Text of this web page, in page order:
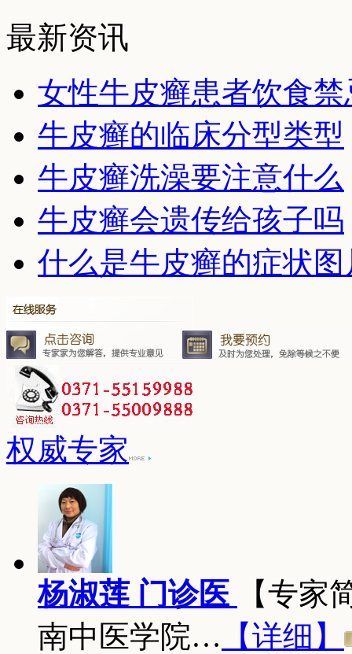
最新资讯
女性牛皮癣患者饮食禁
牛皮癣的临床分型类型
牛皮癣洗澡要注意什么
牛皮癣会遗传给孩子吗
什么是牛皮癣的症状图
权威专家
杨淑莲 门诊医
【专家
南中医学院… 【详细】